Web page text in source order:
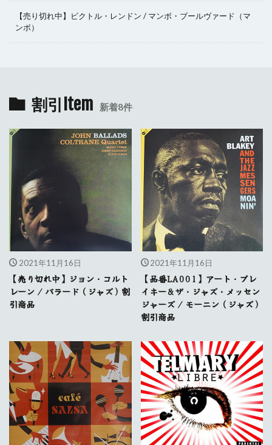
【売り切れ中】ビクトル・レンドン / マンボ・ブールヴァード（マ
ンボ）
割引Item 新着8件
2021年11月16日
【売り切れ中】ジョン・コルト
レーン / バラード（ジャズ）割
引商品
2021年11月16日
【品番LA001】アート・ブレ
イキー&ザ・ジャズ・メッセン
ジャーズ / モーニン（ジャズ）
割引商品